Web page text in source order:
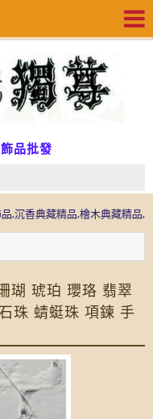
品批發
精品,檜木典藏精品,檜木精油,
瑚 琥珀 瓔珞 翡翠
珠 蜻蜓珠 項鍊 手